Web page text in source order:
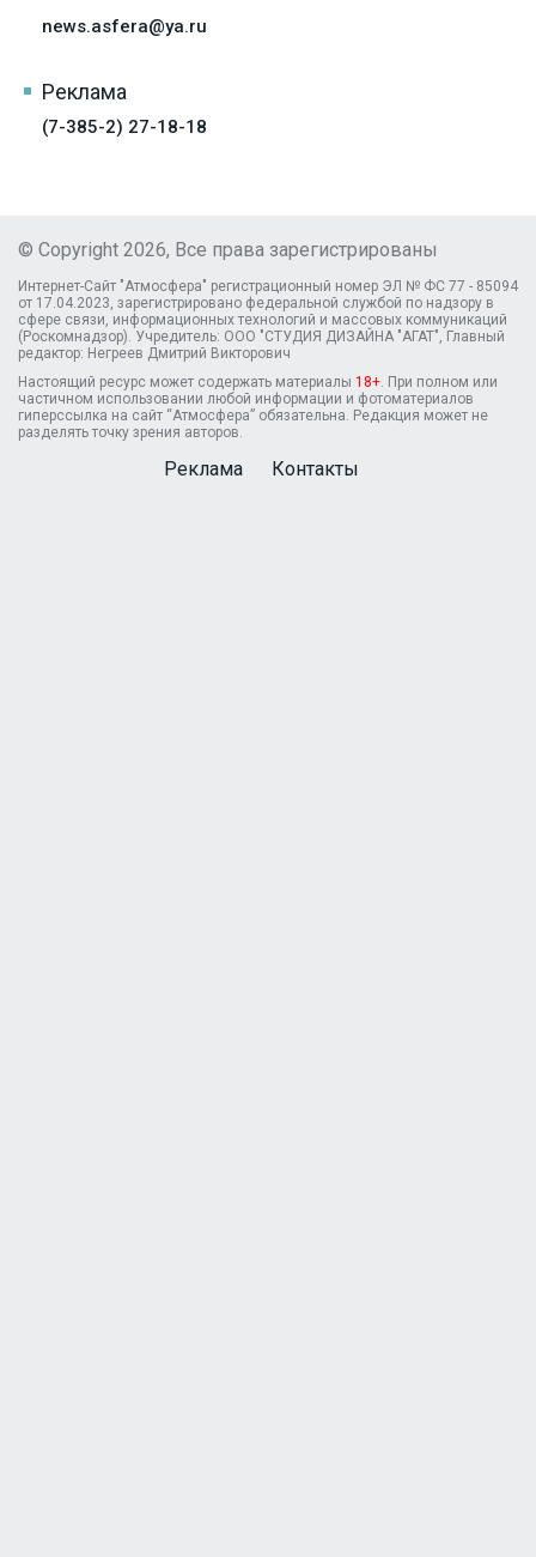
news.asfera@ya.ru
Реклама
(7-385-2) 27-18-18
© Copyright 2026, Все права зарегистрированы
Интернет-Сайт "Атмосфера" регистрационный номер ЭЛ № ФС 77 - 85094
от 17.04.2023, зарегистрировано федеральной службой по надзору в
сфере связи, информационных технологий и массовых коммуникаций
(Роскомнадзор). Учредитель: ООО "СТУДИЯ ДИЗАЙНА "АГАТ", Главный
редактор: Негреев Дмитрий Викторович
Настоящий ресурс может содержать материалы 18+ . При полном или
частичном использовании любой информации и фотоматериалов
гиперссылка на сайт “Атмосфера” обязательна. Редакция может не
разделять точку зрения авторов.
Реклама Контакты